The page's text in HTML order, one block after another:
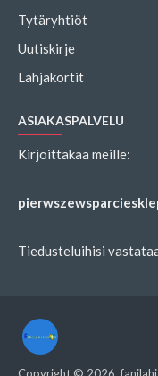
Tytäryhtiöt
Uutiskirje
Lahjakortit
ASIAKASPALVELU
Kirjoittakaa meille:
Tiedusteluihisi